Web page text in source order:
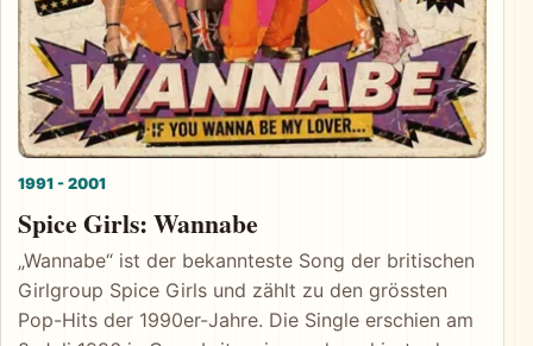
1991 - 2001
Spice Girls: Wannabe
„Wannabe“ ist der bekannteste Song der britischen
Girlgroup Spice Girls und zählt zu den grössten
Pop-Hits der 1990er-Jahre. Die Single erschien am